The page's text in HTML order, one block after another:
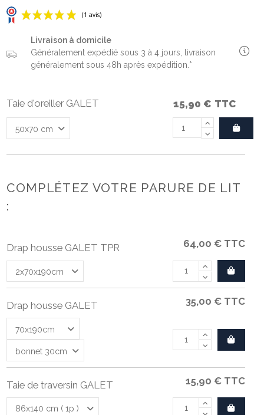
Livraison à domicile
Généralement expédié sous 3 à 4 jours, livraison
généralement sous 48h après expédition.*
Taie d'oreiller GALET 15,90 € TTC
COMPLÉTEZ VOTRE PARURE DE LIT
:
Drap housse GALET TPR 64,00 € TTC
Drap housse GALET 35,00 € TTC
Taie de traversin GALET 15,90 € TTC